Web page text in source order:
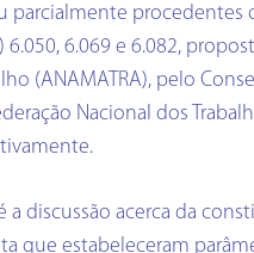
parcialmente
6.069 e 6.082,
(ANAMATRA), pelo
Nacional dos
a discussão acerca da
que estabeleceram